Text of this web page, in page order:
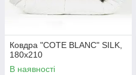
Ковдра "COTE BLANC" SILK,
180x210
В наявності